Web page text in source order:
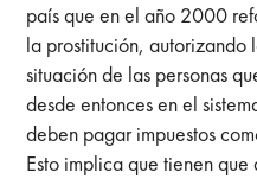
país que en el año 2000
la prostitución, autorizando
situación de las personas
desde entonces en el
deben pagar impuestos
Esto implica que tienen que